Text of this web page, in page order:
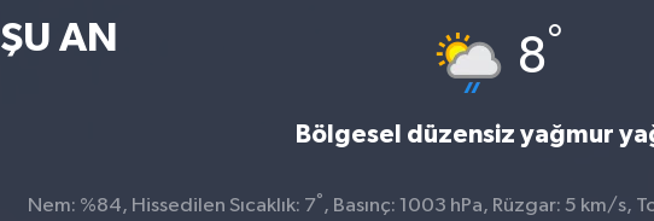
ŞU AN 8°
Bölgesel düzensiz yağmur
Nem: %84, Hissedilen Sıcaklık: 7° , Basınç: 1003 hPa, Rüzgar: 5 km/s,